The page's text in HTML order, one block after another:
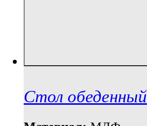
Стол обеденный